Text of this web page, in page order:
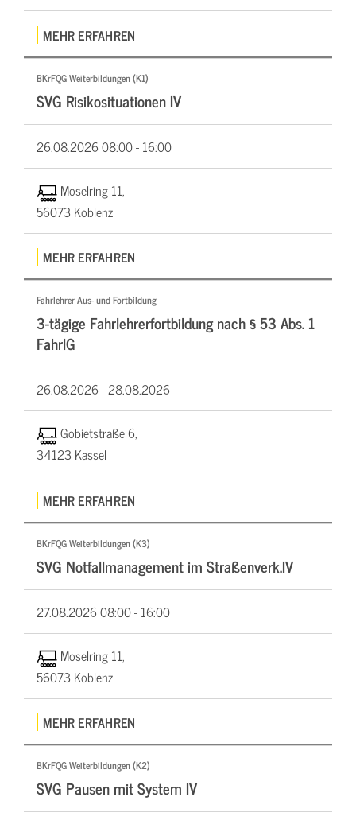
MEHR ERFAHREN
BKrFQG Weiterbildungen (K1)
SVG Risikosituationen IV
26.08.202608:00 - 16:00
Moselring 11,
56073 Koblenz
MEHR ERFAHREN
Fahrlehrer Aus- und Fortbildung
3-tägige Fahrlehrerfortbildung nach § 53 Abs. 1
FahrlG
26.08.2026 -28.08.2026
Gobietstraße 6,
34123 Kassel
MEHR ERFAHREN
BKrFQG Weiterbildungen (K3)
SVG Notfallmanagement im Straßenverk.IV
27.08.202608:00 - 16:00
Moselring 11,
56073 Koblenz
MEHR ERFAHREN
BKrFQG Weiterbildungen (K2)
SVG Pausen mit System IV